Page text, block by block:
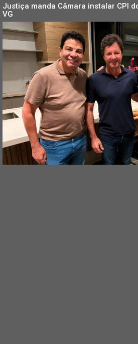
Justiça manda Câmara instalar CPI
VG